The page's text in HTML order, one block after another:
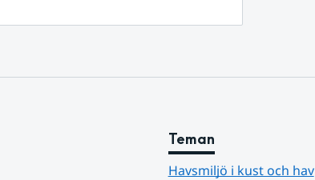
Teman
Havsmiljö i kust och hav